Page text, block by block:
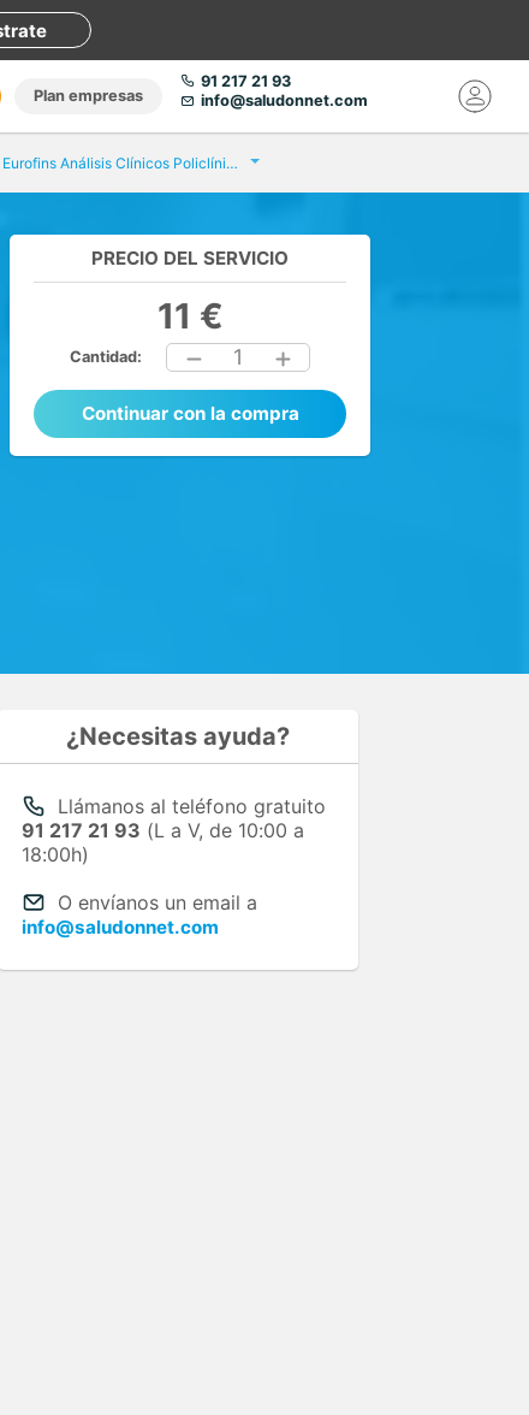
Plan empresas
91 217 21 93
info@saludonnet.com
Eurofins Análisis Clínicos Policlínica Torreblanca
PRECIO DEL SERVICIO
11 €
Cantidad: 1
Continuar con la compra
¿Necesitas ayuda?
Llámanos al teléfono gratuito
91 217 21 93 (L a V, de 10:00 a
18:00h)
O envíanos un email a
info@saludonnet.com